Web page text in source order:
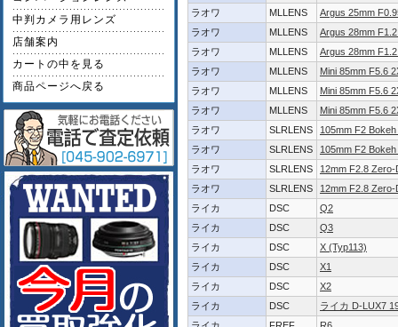
中判カメラ用レンズ
店舗案内
カートの中を見る
商品ページへ戻る
ラオワ
MLLENS
Argus 25mm
ラオワ
MLLENS
Argus 28mm
ラオワ
MLLENS
Argus 28mm
ラオワ
MLLENS
Mini 85mm F5.6
ラオワ
MLLENS
Mini 85mm F5.6
ラオワ
MLLENS
Mini 85mm F5.6
ラオワ
SLRLENS
105mm F2
ラオワ
SLRLENS
105mm F2
ラオワ
SLRLENS
12mm F2.8
ラオワ
SLRLENS
12mm F2.8
ライカ
DSC
Q2
ライカ
DSC
Q3
ライカ
DSC
X (Typ113)
ライカ
DSC
X1
ライカ
DSC
X2
ライカ
DSC
ライカ D-LUX7